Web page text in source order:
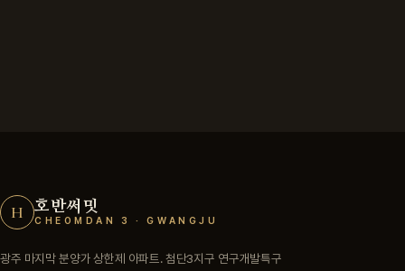
H 호반써밋
CHEOMDAN 3 · GWANGJU
광주 마지막 분양가 상한제 아파트. 첨단3지구 연구개발특구